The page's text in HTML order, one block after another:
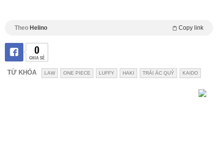
Theo Helino Copy link
0
CHIA SẺ
TỪ KHÓA LAW ONE PIECE LUFFY HAKI TRÁI ÁC QUỶ KAIDO